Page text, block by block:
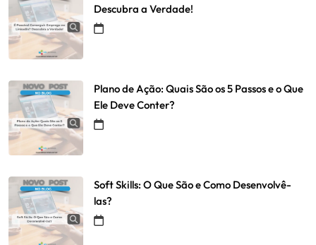
Descubra a Verdade!
Plano de Ação: Quais São os 5 Passos e o Que
Ele Deve Conter?
Soft Skills: O Que São e Como Desenvolvê-
las?